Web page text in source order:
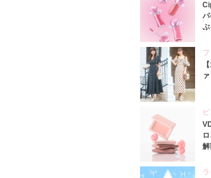
解